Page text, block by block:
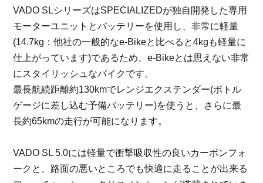
VADO SLシリーズはSPECIALIZEDが独自開発した専用
モーターユニットとバッテリーを使用し、非常に軽量
(14.7kg：他社の一般的なe-Bikeと比べると4kgも軽量に
仕上がっています)であるため、e-Bikeとは思えない非常
にスタイリッシュなバイクです。
最長航続距離約130kmでレンジエクステンダー(ボトル
ゲージに差し込む予備バッテリー)を使うと、さらに最
長約65kmの走行が可能になります。
VADO SL 5.0には軽量で衝撃吸収性の良いカーボンフォ
ークと、路面の悪いところでも快適に走ることが出来る